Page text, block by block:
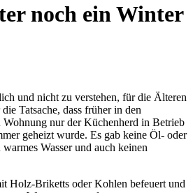
noch ein Winter
und nicht zu verstehen, für die Älteren
Tatsache, dass früher in den
Wohnung nur der Küchenherd in Betrieb
geheizt wurde. Es gab keine Öl- oder
Wasser und auch keinen
Holz-Briketts oder Kohlen befeuert und